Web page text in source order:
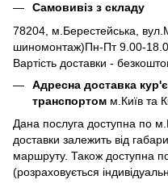
Самовивіз з складу
78204, м.Берестейська,
шиномонтаж)Пн-Пт 9.00-
Вартість доставки -
Адресна доставка
транспортом м.Київ та
Дана послуга доступна по
доставки залежить від
маршруту. Також доступна
(розраховується